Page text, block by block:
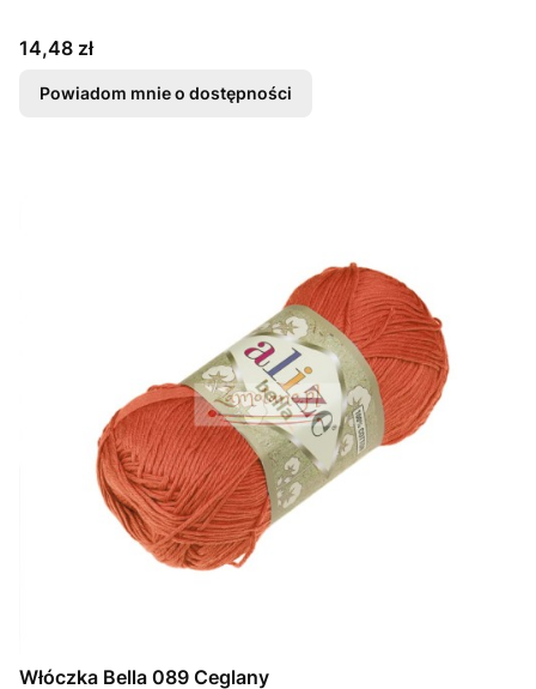
Cena
14,48 zł
Powiadom mnie o dostępności
Włóczka Bella 089 Ceglany